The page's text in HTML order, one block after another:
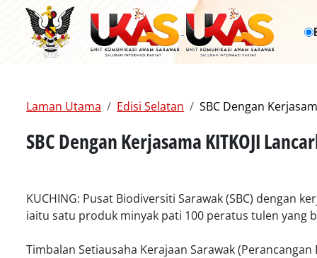
Laman Utama Edisi Selatan SBC Dengan
SBC Dengan Kerjasama KITKOJI
KUCHING: Pusat Biodiversiti Sarawak (SBC) dengan
iaitu satu produk minyak pati 100 peratus tulen yang
Timbalan Setiausaha Kerajaan Sarawak